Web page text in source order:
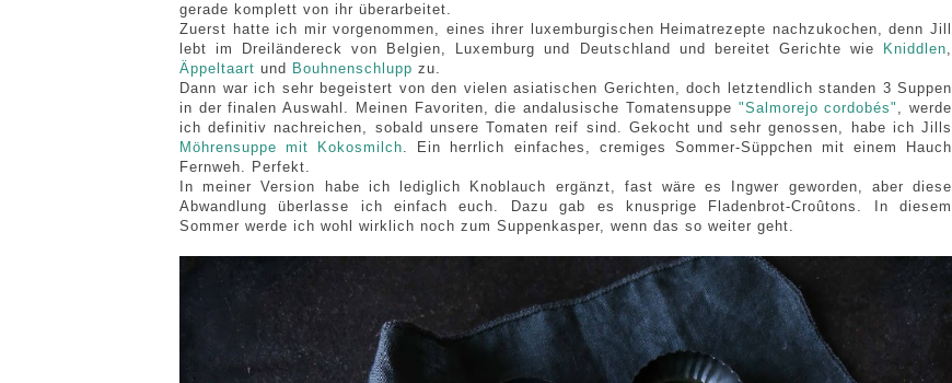
gerade komplett von ihr überarbeitet.
Zuerst hatte ich mir vorgenommen, eines ihrer luxemburgischen Heimatrezepte nachzukochen, denn Jill
lebt im Dreiländereck von Belgien, Luxemburg und Deutschland und bereitet Gerichte wie
Kniddlen,
Äppeltaart und Bouhnenschlupp zu.
Dann war ich sehr begeistert von den vielen asiatischen Gerichten, doch letztendlich standen 3 Suppen
in der finalen Auswahl. Meinen Favoriten, die andalusische Tomatensuppe "Salmorejo cordobés" , werde
ich definitiv nachreichen, sobald unsere Tomaten reif sind. Gekocht und sehr genossen, habe ich Jills
Möhrensuppe mit Kokosmilch. Ein herrlich einfaches, cremiges Sommer-Süppchen mit einem Hauch
Fernweh. Perfekt.
In meiner Version habe ich lediglich Knoblauch ergänzt, fast wäre es Ingwer geworden, aber diese
Abwandlung überlasse ich einfach euch. Dazu gab es knusprige Fladenbrot-Croûtons. In diesem
Sommer werde ich wohl wirklich noch zum Suppenkasper, wenn das so weiter geht.